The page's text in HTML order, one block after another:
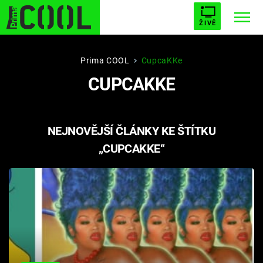
ŽIVĚ
STARHOUSE BUFFY, PŘEMOŽITELKA UPÍRŮ
PLNEJ KOTEL AVENGERS 5
Filmy
Seriály
Hry
Prima COOL CupcaKKe
CUPCAKKE
NEJNOVĚJŠÍ ČLÁNKY KE ŠTÍTKU
„CUPCAKKE“